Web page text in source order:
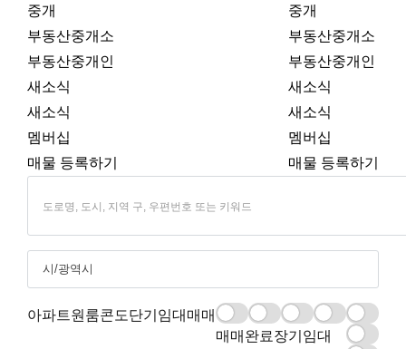
중개
부동산중개소
부동산중개인
새소식
새소식
멤버십
매물 등록하기
중개
부동산중개소
부동산중개인
새소식
새소식
멤버십
매물 등록하기
아파트 아파트
원룸 원룸
콘도 콘도
단기임대 단기임대
매매
매매
매매완료
매매완료
장기임대